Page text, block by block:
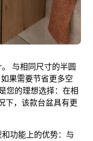
与相同尺寸的半圆
果需要节省更多空
您的理想选择：在相
下，该款台盆具有更
功能上的优势：与